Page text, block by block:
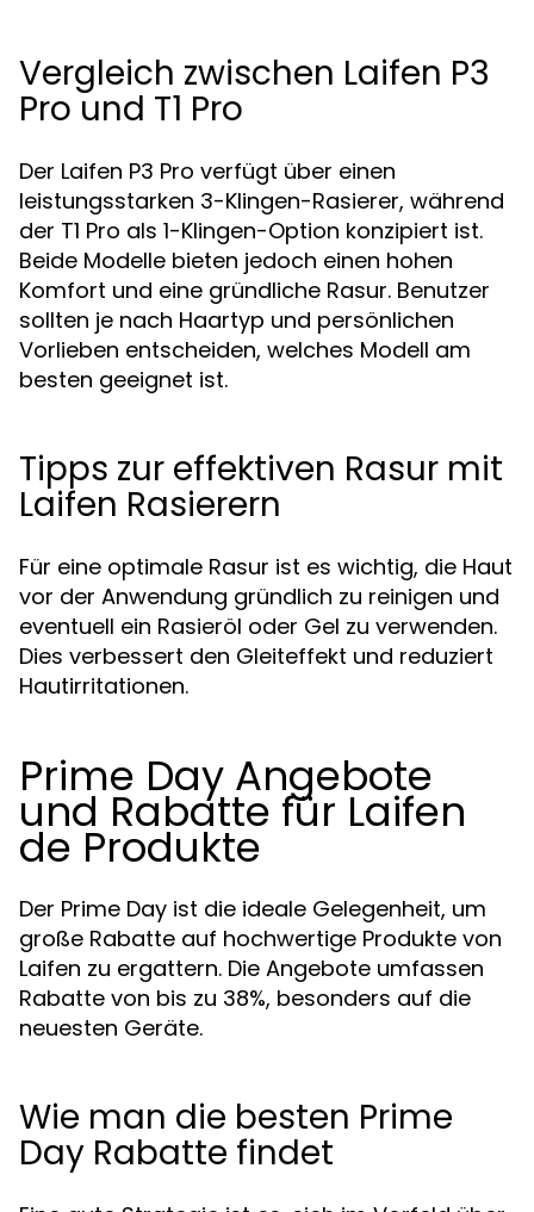
Vergleich zwischen Laifen P3
Pro und T1 Pro
Der Laifen P3 Pro verfügt über einen
leistungsstarken 3-Klingen-Rasierer, während
der T1 Pro als 1-Klingen-Option konzipiert ist.
Beide Modelle bieten jedoch einen hohen
Komfort und eine gründliche Rasur. Benutzer
sollten je nach Haartyp und persönlichen
Vorlieben entscheiden, welches Modell am
besten geeignet ist.
Tipps zur effektiven Rasur mit
Laifen Rasierern
Für eine optimale Rasur ist es wichtig, die Haut
vor der Anwendung gründlich zu reinigen und
eventuell ein Rasieröl oder Gel zu verwenden.
Dies verbessert den Gleiteffekt und reduziert
Hautirritationen.
Prime Day Angebote
und Rabatte für Laifen
de Produkte
Der Prime Day ist die ideale Gelegenheit, um
große Rabatte auf hochwertige Produkte von
Laifen zu ergattern. Die Angebote umfassen
Rabatte von bis zu 38%, besonders auf die
neuesten Geräte.
Wie man die besten Prime
Day Rabatte findet